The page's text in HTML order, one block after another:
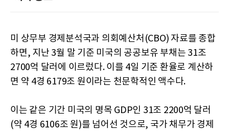
미 상무부 경제분석국과 의회예산처(CBO) 자료를 종합
하면, 지난 3월 말 기준 미국의 공공보유 부채는 31조
2700억 달러에 이르렀다. 이를 4일 기준 환율로 계산하
면 약 4경 6179조 원이라는 천문학적인 액수다.
이는 같은 기간 미국의 명목 GDP인 31조 2200억 달러
(약 4경 6106조 원)를 넘어선 것으로, 국가 채무가 경제